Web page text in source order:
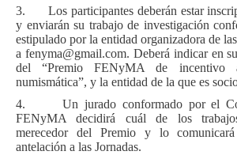
3. Los participantes deberán estar
y enviarán su trabajo de investigación
estipulado por la entidad organizadora de
a fenyma@gmail.com. Deberá indicar en
del “Premio FENyMA de incentivo
numismática”, y la entidad de la que es
4. Un jurado conformado por el
FENyMA decidirá cuál de los
merecedor del Premio y lo
antelación a las Jornadas.